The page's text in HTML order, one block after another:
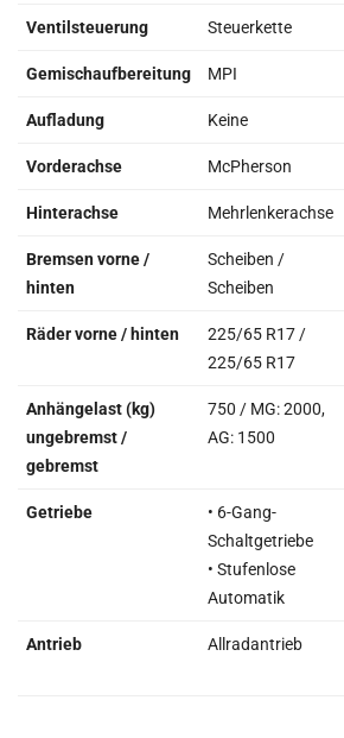
Ventilsteuerung Steuerkette
Gemischaufbereitung MPI
Aufladung Keine
Vorderachse McPherson
Hinterachse Mehrlenkerachse
Bremsen vorne /
hinten
Scheiben /
Scheiben
Räder vorne / hinten
225/65 R17 /
225/65 R17
Anhängelast (kg)
ungebremst /
gebremst
750 / MG: 2000,
AG: 1500
Getriebe
• 6-Gang-
Schaltgetriebe
• Stufenlose
Automatik
Antrieb Allradantrieb